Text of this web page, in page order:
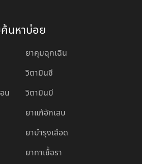
นหาบ่อย
น
ยาคุมฉุกเฉิน
วิตามินซี
วิตามินบี
ยาแก้อักเสบ
ยาบํารุงเลือด
ยาทาเชื้อรา